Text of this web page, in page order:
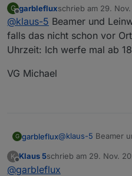
für uns am 12.12.2024
Ab 17:00 ist das
wir starten?
Mein Gedanke zum
Mit Notebook,
In dem Lokal gibt es
Wie weit wir an
G
Offline
garblefluxschrieb am 29. Nov.
zuletzt editiert von
@klaus-5 Beamer und
falls das nicht schon vor
Uhrzeit: Ich werfe mal ab
VG Michael
G garbleflux@klaus-5
ist.
Uhrzeit: Ich werfe
VG Michael
K
Offline
Klaus 5schrieb am 29. Nov.
zuletzt editiert von
@garbleflux